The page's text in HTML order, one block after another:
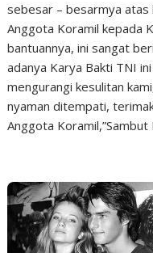
sebesar – besarmya atas
Anggota Koramil kepada
bantuannya, ini sangat
adanya Karya Bakti TNI
mengurangi kesulitan
nyaman ditempati,
Anggota Koramil,”Sambut